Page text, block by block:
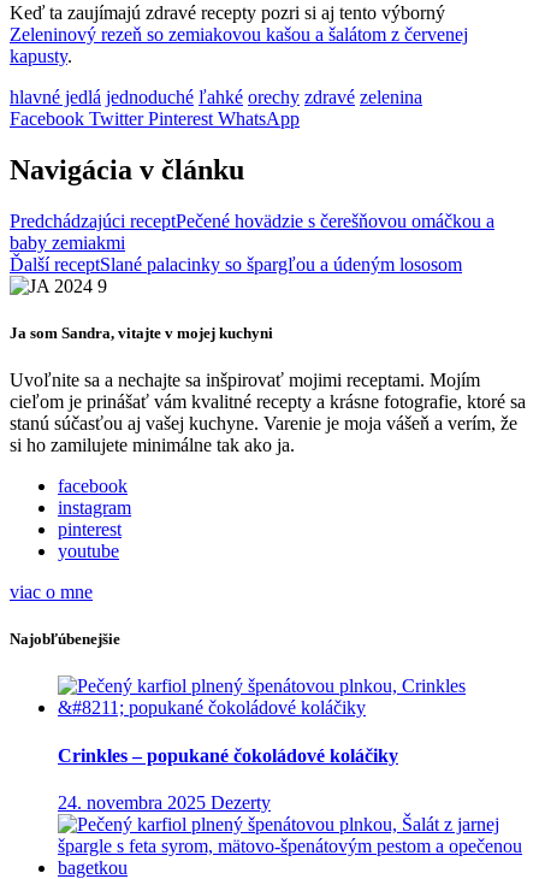
Keď ta zaujímajú zdravé recepty pozri si aj tento výborný
Zeleninový rezeň so zemiakovou kašou a šalátom z červenej
kapusty.
hlavné jedlá jednoduché ľahké orechy zdravé zelenina
Facebook Twitter Pinterest WhatsApp
Navigácia v článku
Predchádzajúci receptPečené hovädzie s čerešňovou omáčkou a
baby zemiakmi
Ďalší receptSlané palacinky so špargľou a údeným lososom
Ja som Sandra, vitajte v mojej kuchyni
Uvoľnite sa a nechajte sa inšpirovať mojimi receptami. Mojím
cieľom je prinášať vám kvalitné recepty a krásne fotografie, ktoré sa
stanú súčasťou aj vašej kuchyne. Varenie je moja vášeň a verím, že
si ho zamilujete minimálne tak ako ja.
facebook
instagram
pinterest
youtube
viac o mne
Najobľúbenejšie
Crinkles – popukané čokoládové koláčiky
24. novembra 2025 Dezerty